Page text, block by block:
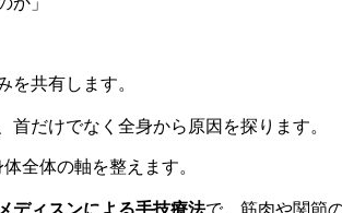
を共有します。
だけでなく全身から原因を探ります。
全体の軸を整えます。